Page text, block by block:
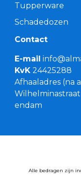
Tupperware
Schadedozen
Contact
E-mail
KvK 24425288
Afhaaladres (na
Wilhelminastraat
endam
Alle bedragen zijn